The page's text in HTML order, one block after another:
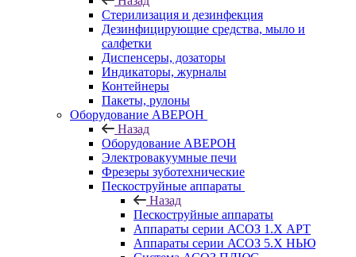
Стерилизация и дезинфекция
Дезинфицирующие средства, мыло и
салфетки
Диспенсеры, дозаторы
Индикаторы, журналы
Контейнеры
Пакеты, рулоны
Оборудование АВЕРОН
Назад
Оборудование АВЕРОН
Электровакуумные печи
Фрезеры зуботехнические
Пескоструйные аппараты
Назад
Пескоструйные аппараты
Аппараты серии АСОЗ 1.Х АРТ
Аппараты серии АСОЗ 5.Х НЬЮ